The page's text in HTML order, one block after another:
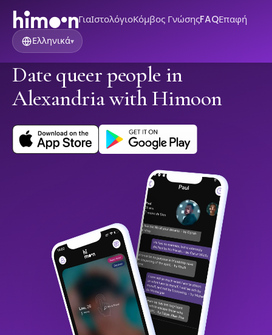
ΓιαΙστολόγιοΚόμβος ΓνώσηςFAQΕπαφή
Ελληνικά▾
Date queer people in
Alexandria with Himoon